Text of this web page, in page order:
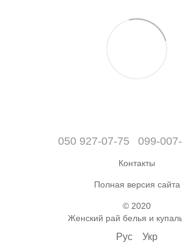
050 927-07-75 099-
Контакты
Полная версия сайта
© 2020
Женский рай белья и
Рус Укр